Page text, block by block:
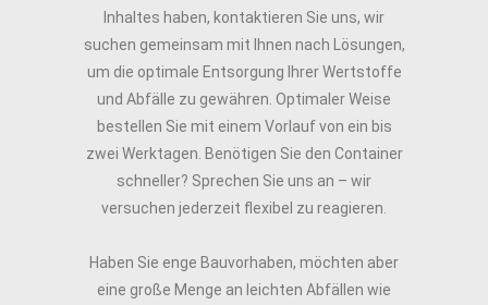
Inhaltes haben, kontaktieren Sie uns, wir
suchen gemeinsam mit Ihnen nach Lösungen,
um die optimale Entsorgung Ihrer Wertstoffe
und Abfälle zu gewähren. Optimaler Weise
bestellen Sie mit einem Vorlauf von ein bis
zwei Werktagen. Benötigen Sie den Container
schneller? Sprechen Sie uns an – wir
versuchen jederzeit flexibel zu reagieren.
Haben Sie enge Bauvorhaben, möchten aber
eine große Menge an leichten Abfällen wie